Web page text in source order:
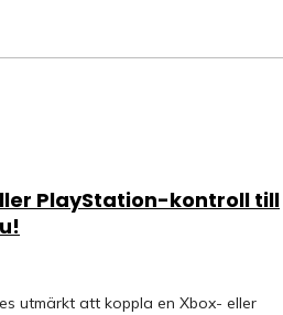
PlayStation-kontroll till
utmärkt att koppla en Xbox- eller